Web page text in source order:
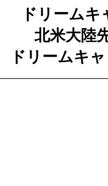
ドリーム
北米大陸
ドリームキ